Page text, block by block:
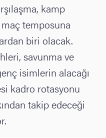
kamp
temposuna
biri olacak.
savunma ve
isimlerin alacağı
kadro rotasyonu
takip edeceği